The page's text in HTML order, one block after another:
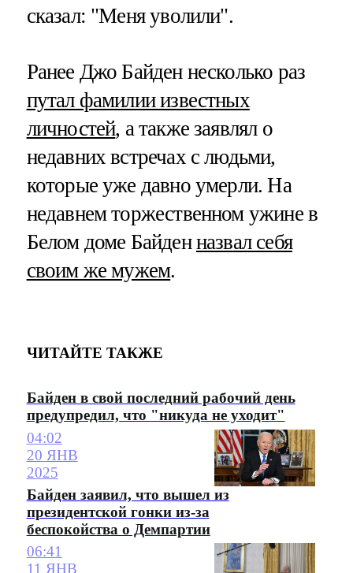
сказал: "Меня уволили".
Ранее Джо Байден несколько раз
путал фамилии известных
личностей, а также заявлял о
недавних встречах с людьми,
которые уже давно умерли. На
недавнем торжественном ужине в
Белом доме Байденназвал себя
своим же мужем.
ЧИТАЙТЕ ТАКЖЕ
Байден в свой последний рабочий день
предупредил, что "никуда не уходит"
04:02
20 ЯНВ
2025
Байден заявил, что вышел из
президентской гонки из-за
беспокойства о Демпартии
06:41
11 ЯНВ